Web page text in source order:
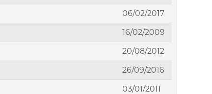
06/02/2017
16/02/2009
20/08/2012
26/09/2016
03/01/2011